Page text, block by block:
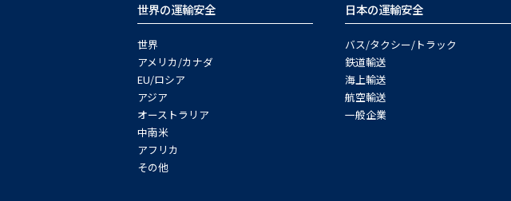
世界の運輸安全
世界
アメリカ/カナダ
EU/ロシア
アジア
オーストラリア
中南米
アフリカ
その他
日本の運輸安全
バス/タクシー/トラック
鉄道輸送
海上輸送
航空輸送
一般企業